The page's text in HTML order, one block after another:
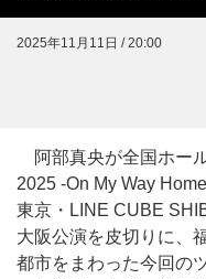
2025年11月11日 / 20:00
阿部真央が全国ホー
2025 -On My Way
東京・LINE CUBE
大阪公演を皮切りに、
都市をまわった今回の